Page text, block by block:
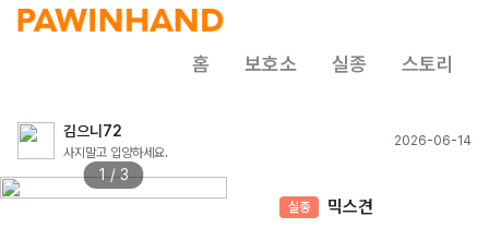
홈 보호소 실종 스토리
김으니72
사지말고 입양하세요.
2026-06-14
1 / 3
실종 믹스견